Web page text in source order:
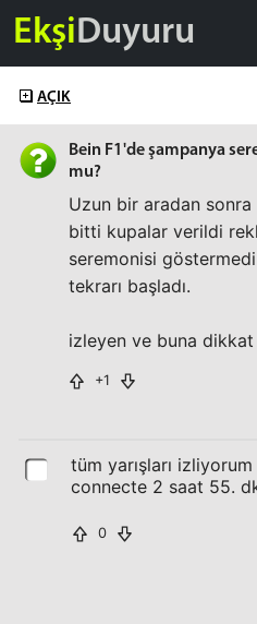
EkşiDuyuru
AÇIK
Bein F1'de şampanya
mu?
Uzun bir aradan sonra
bitti kupalar verildi
seremonisi
tekrarı başladı.
izleyen ve buna
+1
tüm yarışları
connecte 2 saat 55.
0